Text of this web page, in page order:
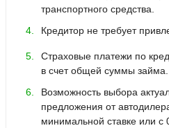
транспортного средства.
Кредитор не требует
Страховые платежи по
в счет общей суммы займа.
Возможность выбора
предложения от
минимальной ставке или с